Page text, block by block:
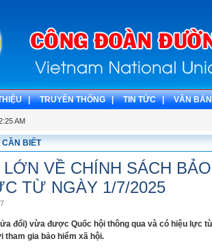
| TRUYỀN THỐNG | TIN TỨC | VĂN
AM
BIẾT
VỀ CHÍNH SÁCH
TỪ NGÀY 1/7/2025
đổi) vừa được Quốc hội thông qua và có hiệu lực
gia bảo hiểm xã hội.